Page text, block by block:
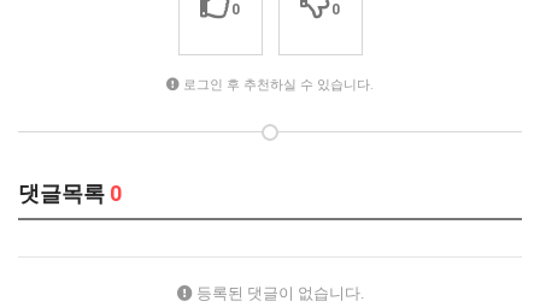
0 0
로그인 후 추천하실 수 있습니다.
댓글목록 0
등록된 댓글이 없습니다.